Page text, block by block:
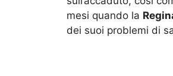
mesi quando la
dei suoi problemi di